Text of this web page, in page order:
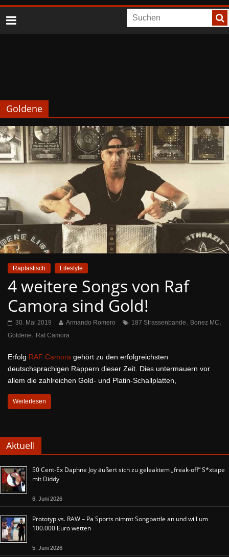
Goldene
Raptastisch Lifestyle
4 weitere Songs von Raf
Camora sind Gold!
30. Mai 2019 Armando Romero 187 Strassenbande, Bonez MC,
Goldene, Raf Camora
Erfolg RAF Camora gehört zu den erfolgreichsten
deutschsprachigen Rappern dieser Zeit. Dies untermauern vor
allem die zahlreichen Gold- und Platin-Schallplatten,
Weiterlesen
Aktuell
50 Cent-Ex Daphne Joy äußert sich zu geleaktem „freak-off“ S*xtape
mit Diddy
6. Juni 2026
Prototyp vs. RAW – Pa Sports nimmt Songbattle an und will um
100.000 Euro wetten
5. Juni 2026